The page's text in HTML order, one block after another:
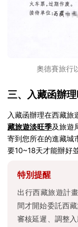
奧德賽旅行
三、入藏函辦
入藏函辦理在西藏旅
藏旅遊淡旺季及旅遊
寄到您所在的進藏城
要10~18天才能辦好
特別提醒
出行西藏旅遊計
間才開始委託西
審核延遲、調整